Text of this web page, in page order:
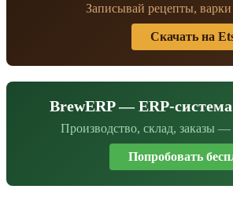
Записывай рецепты, варки
Скачать на
BrewERP — ERP-
Производство, склад, заказы
Попробовать